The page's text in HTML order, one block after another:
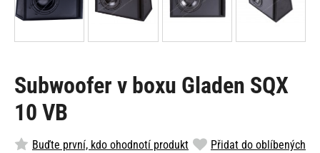
Subwoofer v boxu Gladen SQX
10 VB
Buďte první, kdo ohodnotí produkt Přidat do oblíbených